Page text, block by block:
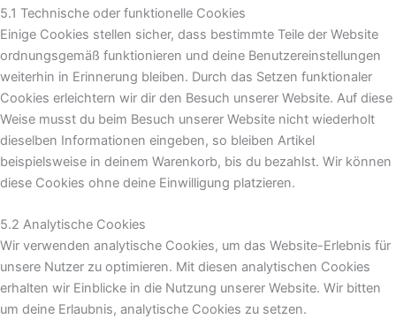
5.1 Technische oder funktionelle Cookies
Einige Cookies stellen sicher, dass bestimmte Teile der Website
ordnungsgemäß funktionieren und deine Benutzereinstellungen
weiterhin in Erinnerung bleiben. Durch das Setzen funktionaler
Cookies erleichtern wir dir den Besuch unserer Website. Auf diese
Weise musst du beim Besuch unserer Website nicht wiederholt
dieselben Informationen eingeben, so bleiben Artikel
beispielsweise in deinem Warenkorb, bis du bezahlst. Wir können
diese Cookies ohne deine Einwilligung platzieren.
5.2 Analytische Cookies
Wir verwenden analytische Cookies, um das Website-Erlebnis für
unsere Nutzer zu optimieren. Mit diesen analytischen Cookies
erhalten wir Einblicke in die Nutzung unserer Website. Wir bitten
um deine Erlaubnis, analytische Cookies zu setzen.